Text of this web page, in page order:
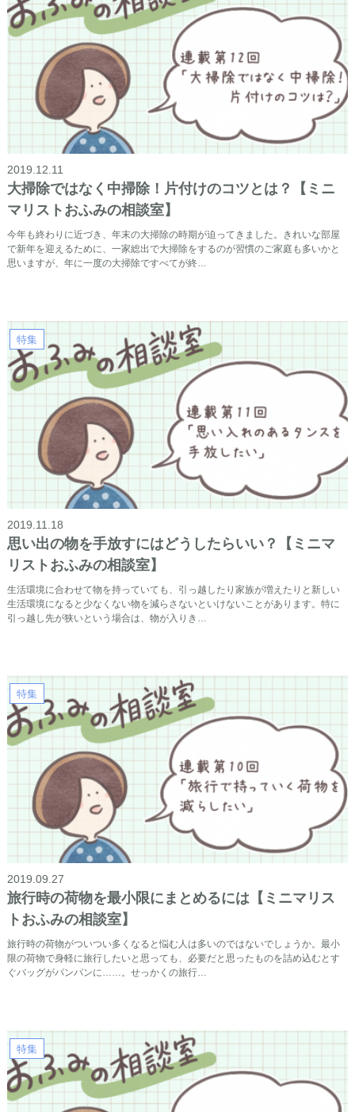
2019.12.11
大掃除ではなく中掃除！片付けのコツとは？【ミニ
マリストおふみの相談室】
今年も終わりに近づき、年末の大掃除の時期が迫ってきました。きれいな部屋
で新年を迎えるために、一家総出で大掃除をするのが習慣のご家庭も多いかと
思いますが、年に一度の大掃除ですべてが終…
特集
2019.11.18
思い出の物を手放すにはどうしたらいい？【ミニマ
リストおふみの相談室】
生活環境に合わせて物を持っていても、引っ越したり家族が増えたりと新しい
生活環境になると少なくない物を減らさないといけないことがあります。特に
引っ越し先が狭いという場合は、物が入りき…
特集
2019.09.27
旅行時の荷物を最小限にまとめるには【ミニマリス
トおふみの相談室】
旅行時の荷物がついつい多くなると悩む人は多いのではないでしょうか。最小
限の荷物で身軽に旅行したいと思っても、必要だと思ったものを詰め込むとす
ぐバッグがパンパンに……。せっかくの旅行…
特集